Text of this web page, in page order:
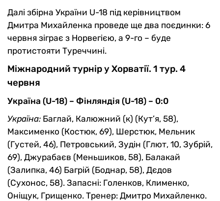
Далі збірна України U-18 під керівництвом
Дмитра Михайленка проведе ще два поєдинки: 6
червня зіграє з Норвегією, а 9-го – буде
протистояти Туреччині.
Міжнародний турнір у Хорватії. 1 тур. 4
червня
Україна (U-18) – Фінляндія (U-18) – 0:0
Україна: Баглай, Калюжний (к) (Кут’я, 58),
Максименко (Костюк, 69), Шерстюк, Мельник
(Густей, 46), Петровський, Зудін (Глют, 10, Зубрій,
69), Джурабаєв (Меньшиков, 58), Балакай
(Залипка, 46) Багрій (Боднар, 58), Дєдов
(Сухонос, 58). Запасні: Голенков, Клименко,
Оніщук, Грищенко. Тренер: Дмитро Михайленко.